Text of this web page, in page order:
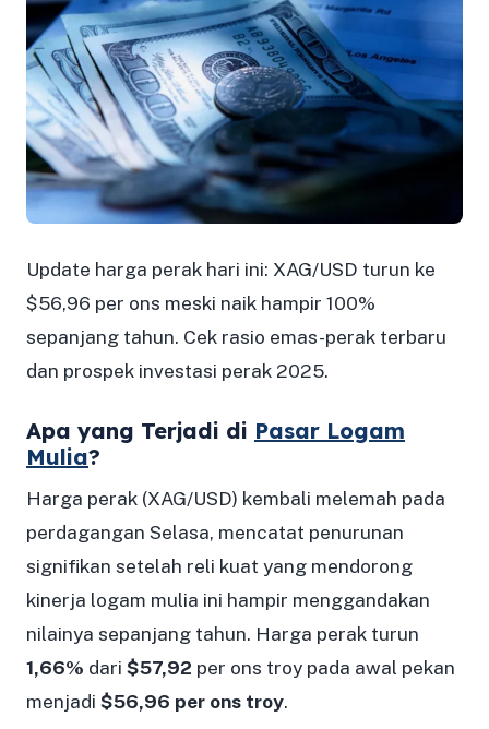
Update harga perak hari ini: XAG/USD turun ke
$56,96 per ons meski naik hampir 100%
sepanjang tahun. Cek rasio emas-perak terbaru
dan prospek investasi perak 2025.
Apa yang Terjadi di Pasar Logam
Mulia?
Harga perak (XAG/USD) kembali melemah pada
perdagangan Selasa, mencatat penurunan
signifikan setelah reli kuat yang mendorong
kinerja logam mulia ini hampir menggandakan
nilainya sepanjang tahun. Harga perak turun
1,66% dari $57,92 per ons troy pada awal pekan
menjadi $56,96 per ons troy.